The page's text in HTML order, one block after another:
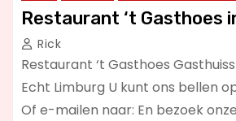
Restaurant ‘t Gasthoes
Rick
Restaurant ‘t Gasthoes
Echt Limburg U kunt ons bellen
Of e-mailen naar: En bezoek